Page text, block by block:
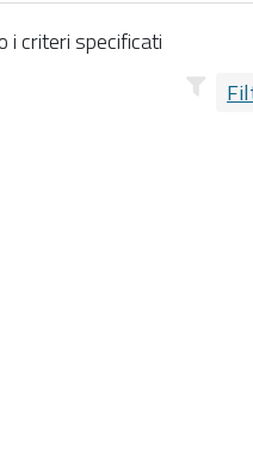
i criteri specificati